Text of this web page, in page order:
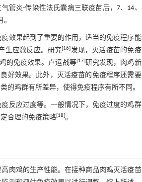
管炎-传染性法氏囊病三联疫苗后，7、14、
效果起到了重要的作用，适当的免疫程序能
生应激反应。研究[16]发现，灭活疫苗的免疫
的免疫效果。卢运战等[17]研究发现，肉鸡新
好效果。此外，灭活疫苗的免疫程序还需要
的鸡群有所差异，使得免疫程序有所不同。
反应过度等。一般情况下，免疫过度的鸡群
合理的免疫策略[18]。
肉鸡的生产性能。在接种商品肉鸡灭活疫苗